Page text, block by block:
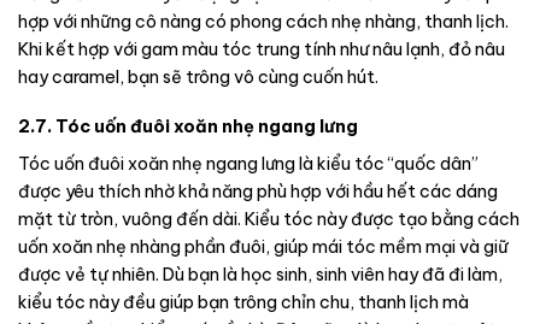
hợp với những cô nàng có phong cách nhẹ nhàng, thanh lịch.
Khi kết hợp với gam màu tóc trung tính như nâu lạnh, đỏ nâu
hay caramel, bạn sẽ trông vô cùng cuốn hút.
2.7. Tóc uốn đuôi xoăn nhẹ ngang lưng
Tóc uốn đuôi xoăn nhẹ ngang lưng là kiểu tóc “quốc dân”
được yêu thích nhờ khả năng phù hợp với hầu hết các dáng
mặt từ tròn, vuông đến dài. Kiểu tóc này được tạo bằng cách
uốn xoăn nhẹ nhàng phần đuôi, giúp mái tóc mềm mại và giữ
được vẻ tự nhiên. Dù bạn là học sinh, sinh viên hay đã đi làm,
kiểu tóc này đều giúp bạn trông chỉn chu, thanh lịch mà